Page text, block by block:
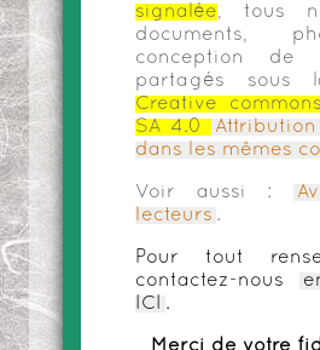
signalée, tous
documents,
conception de
partagés sous
Creative
SA 4.0
dans les mêmes
Voir aussi :
lecteurs .
Pour tout
contactez-nous
ICI
.
Merci de votre